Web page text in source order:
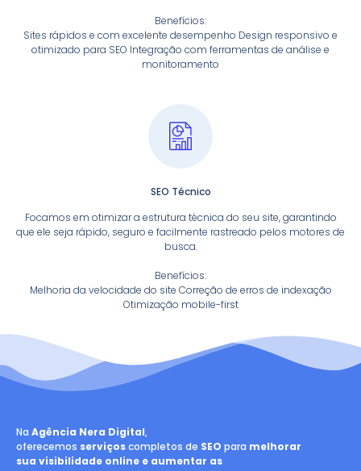
Benefícios:
Sites rápidos e com excelente desempenho Design responsivo e
otimizado para SEO Integração com ferramentas de análise e
monitoramento
SEO Técnico
Focamos em otimizar a estrutura técnica do seu site, garantindo
que ele seja rápido, seguro e facilmente rastreado pelos motores de
busca.
Benefícios:
Melhoria da velocidade do site Correção de erros de indexação
Otimização mobile-first
Na Agência Nera Digital,
oferecemos serviçoscompletos de SEO para melhorar
sua visibilidade online e aumentar as